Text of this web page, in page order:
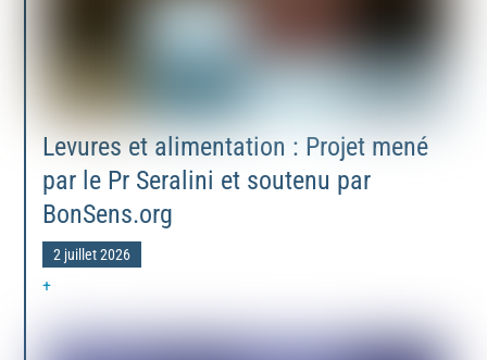
Levures et alimentation : Projet mené
par le Pr Seralini et soutenu par
BonSens.org
2 juillet 2026
+